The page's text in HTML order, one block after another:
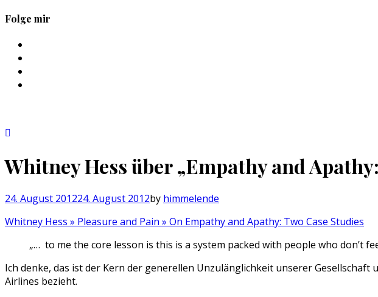
Folge mir
Whitney Hess über „Empathy and
24. August 201224. August 2012by himmelende
Whitney Hess » Pleasure and Pain » On Empathy and Apathy: Two Case Studies
„… to me the core lesson is this is a system packed with people who don’t
Ich denke, das ist der Kern der generellen Unzulänglichkeit unserer
Airlines bezieht.